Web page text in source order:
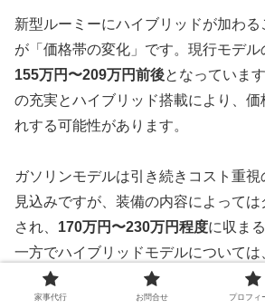
新型ルーミーにハイブリッドが加わ
が「価格帯の変化」です。現行モデ
155万円〜209万円前後となっていま
の充実とハイブリッド搭載により、
れする可能性があります。
ガソリンモデルは引き続きコスト重
見込みですが、装備の内容によって
され、 170万円〜230万円程度に収ま
一方でハイブリッドモデルについては
250万円を超える可能性
もありそうで
家事代行 お問合せ プロフィ